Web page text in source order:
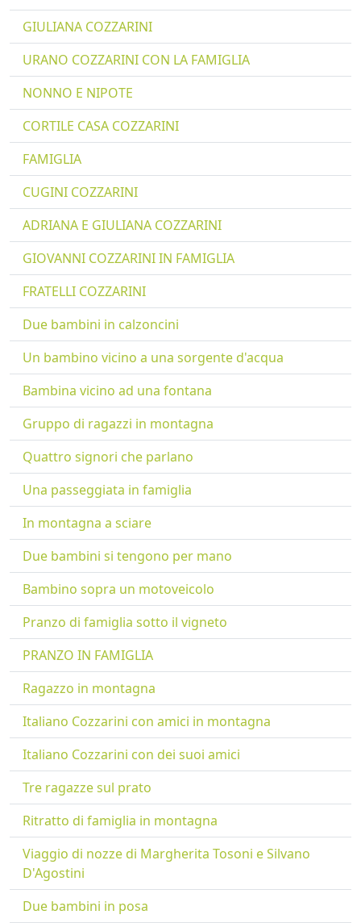
GIULIANA COZZARINI
URANO COZZARINI CON LA FAMIGLIA
NONNO E NIPOTE
CORTILE CASA COZZARINI
FAMIGLIA
CUGINI COZZARINI
ADRIANA E GIULIANA COZZARINI
GIOVANNI COZZARINI IN FAMIGLIA
FRATELLI COZZARINI
Due bambini in calzoncini
Un bambino vicino a una sorgente d'acqua
Bambina vicino ad una fontana
Gruppo di ragazzi in montagna
Quattro signori che parlano
Una passeggiata in famiglia
In montagna a sciare
Due bambini si tengono per mano
Bambino sopra un motoveicolo
Pranzo di famiglia sotto il vigneto
PRANZO IN FAMIGLIA
Ragazzo in montagna
Italiano Cozzarini con amici in montagna
Italiano Cozzarini con dei suoi amici
Tre ragazze sul prato
Ritratto di famiglia in montagna
Viaggio di nozze di Margherita Tosoni e Silvano
D'Agostini
Due bambini in posa